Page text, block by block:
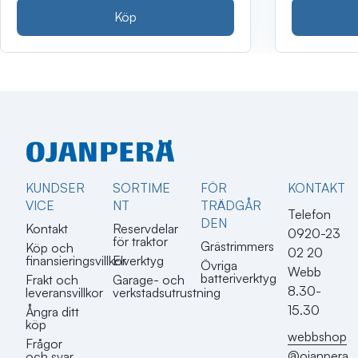
Köp
KUNDSER
VICE
Kontakt
Köp och
finansieringsvillkor
Frakt och
leveransvillkor
Ångra ditt
köp
Frågor
SORTIME
NT
Reservdelar
för traktor
Elverktyg
Garage- och
verkstadsutrustning
FÖR
TRÄDGÅR
DEN
Grästrimmers
Övriga
batteriverktyg
KONTAKT​
Telefon
0920-23
02 20
Webb
8.30-
15.30
webbshop